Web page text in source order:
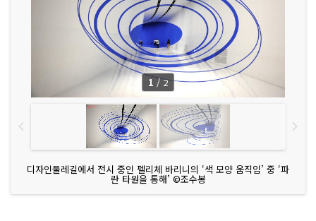
디자인둘레길에서 전시 중인 펠리체 바리니의 ‘색 모양 움직임’ 중 ‘파
란 타원을 통해’ ©조수봉
1 / 2